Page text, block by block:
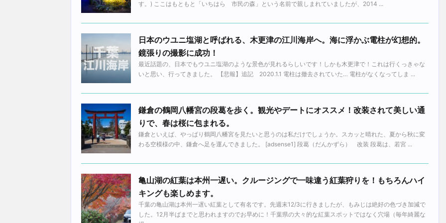
す。) ここはもともと「いちはら 市民の森」という名前で親しまれていましたが、2014 ...
日本のウユニ塩湖と呼ばれる、木更津の江川海岸へ。海に浮かぶ電柱が幻想的。
鏡張りの撮影に成功！
最近話題の、日本でもウユニ塩湖のような景色が見れるらしいです！しかも木更津で！これは行くっきゃな
いと思い、行ってきました。 【悲報】追記 2020.1.1 電柱は撤去されていた… 電柱がなくなってしま ...
鎌倉の鶴岡八幡宮の段葛を歩く。観光やデートにオススメ！改装されて美しい通
りで、春は桜に包まれる。
鎌倉といえば、やっぱり鶴岡八幡宮を見たいと思うのは私だけでしょうか。スカッと晴れた、夏から秋に変
わる空模様の中、鎌倉へ足を運んできました。 [adsense1] 段葛（だんかずら） 改装 段葛は、若宮 ...
亀山湖の紅葉は本州一遅い。クルージングで一味違う紅葉狩りを！もちろんハイ
キングも楽しめます。
千葉の亀山湖は本州一遅い紅葉として有名です。先週末12/3に行きましたが、もみじは絶好の色づき加減で
した。12月半ばまでと思われますのでお早めに！千葉県の大々的な紅葉スポットではなく穴場（毎年綺麗な